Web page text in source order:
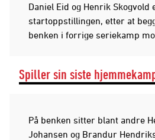
Daniel Eid og Henrik Skogvold
startoppstillingen, etter at
benken i forrige seriekamp
Spiller sin siste
På benken sitter blant andre
Johansen og Brandur